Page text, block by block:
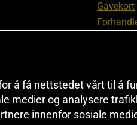
og
Gavekort
Sitemap
Black
Artikler
å få nettstedet vårt til å
medier og analysere
innenfor sosiale